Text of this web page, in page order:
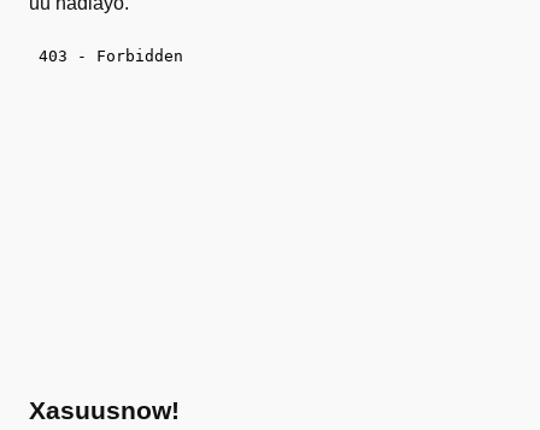
Xasuusnow!